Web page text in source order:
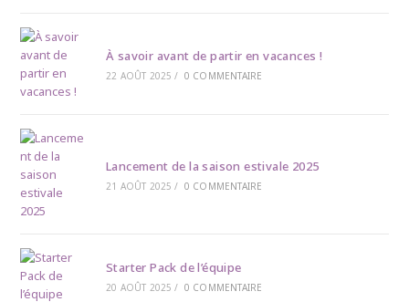
À savoir avant de partir en vacances !
22 AOÛT 2025 / 0 COMMENTAIRE
Lancement de la saison estivale 2025
21 AOÛT 2025 / 0 COMMENTAIRE
Starter Pack de l’équipe
20 AOÛT 2025 / 0 COMMENTAIRE